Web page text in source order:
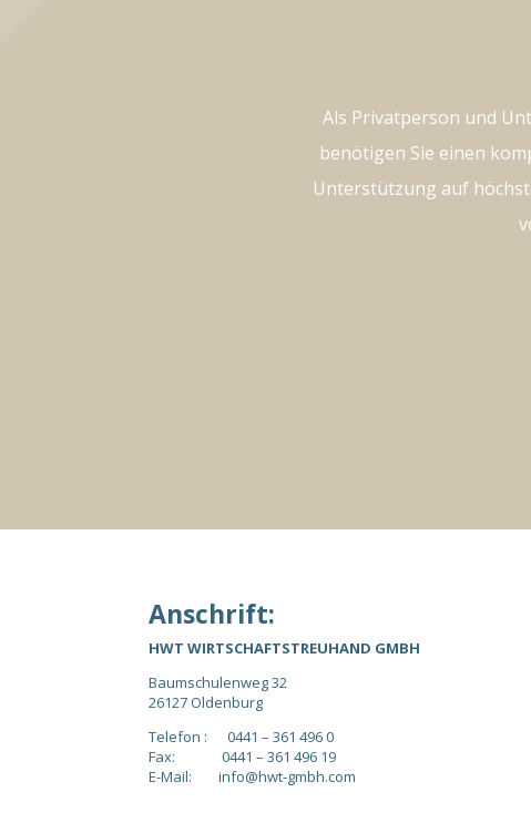
Als Privatperson und
benötigen Sie einen
Unterstützung auf
Anschrift:
HWT WIRTSCHAFTSTREUHAND GMBH
Baumschulenweg 32
26127 Oldenburg
Telefon : 0441 – 361 496 0
Fax: 0441 – 361 496 19
E-Mail: info@hwt-gmbh.com